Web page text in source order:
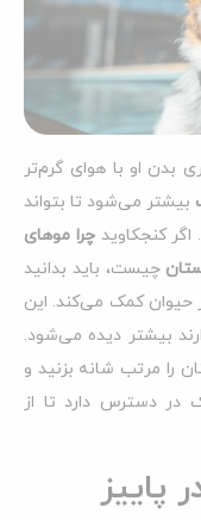
بدن او با هوای گرم‌تر
بیشتر می‌شود تا بتواند
اگر کنجکاویدچرا موهای
چیست، باید بدانید
حیوان کمک می‌کند. این
بیشتر دیده می‌شود.
را مرتب شانه بزنید و
دسترس دارد تا از